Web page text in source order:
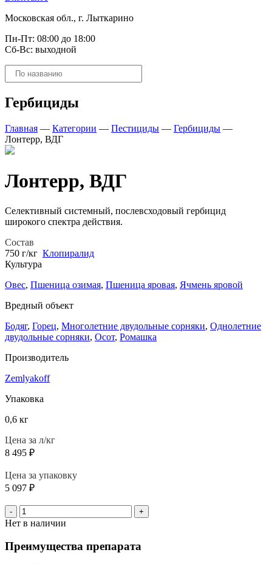
Московская обл., г. Лыткарино
Пн-Пт: 08:00 до 18:00
Сб-Вс: выходной
Поиск
товаров
Гербициды
Главная — Категории — Пестициды — Гербициды —
Лонтерр, ВДГ
Лонтерр, ВДГ
Селективный системный, послевсходовый гербицид
широкого спектра действия.
Состав
750 г/кг Клопиралид
Культура
Овес, Пшеница озимая, Пшеница яровая, Ячмень яровой
Вредный объект
Бодяг, Горец, Многолетние двудольные сорняки, Однолетние
двудольные сорняки, Осот, Ромашка
Производитель
Zemlyakoff
Упаковка
0,6 кг
Цена за л/кг
8 495 ₽
Цена за упаковку
5 097 ₽
- +
Нет в наличии
Преимущества препарата